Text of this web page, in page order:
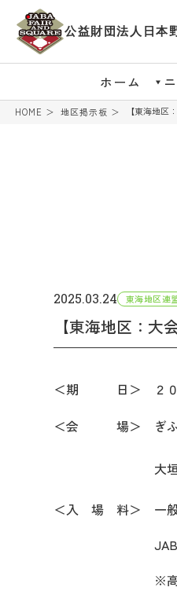
公益財団法人日本
ホーム
HOME 地区掲示板 【東海地
2025.03.24 東海地区連
【東海地区：
＜期 日＞ ２０２
＜会 場＞ ぎふ
大垣市北
＜入 場 料＞ 一
JABAファンク
※高校生